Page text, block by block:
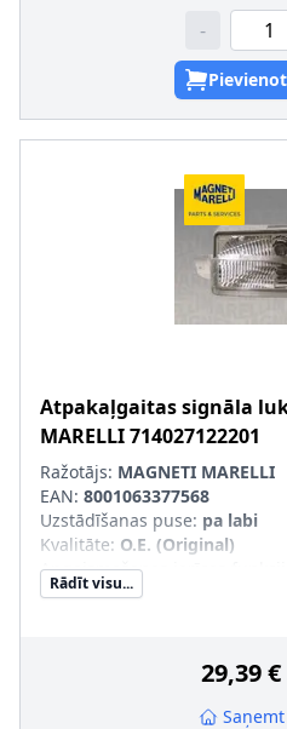
-
Atpakaļgaitas signāla
MARELLI714027122201
Ražotājs: MAGNETI MARELLI
EAN: 8001063377568
Uzstādīšanas puse: pa labi
Kvalitāte: O.E. (Original)
Apgaismošanas ierīces funkcija
gaismas signālu
pāra artikulu numuri:
Rādīt visu...
29,39 €